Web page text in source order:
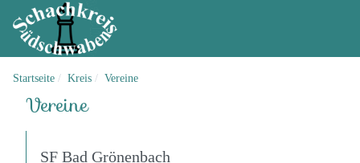
Startseite Kreis Vereine
Vereine
SF Bad Grönenbach